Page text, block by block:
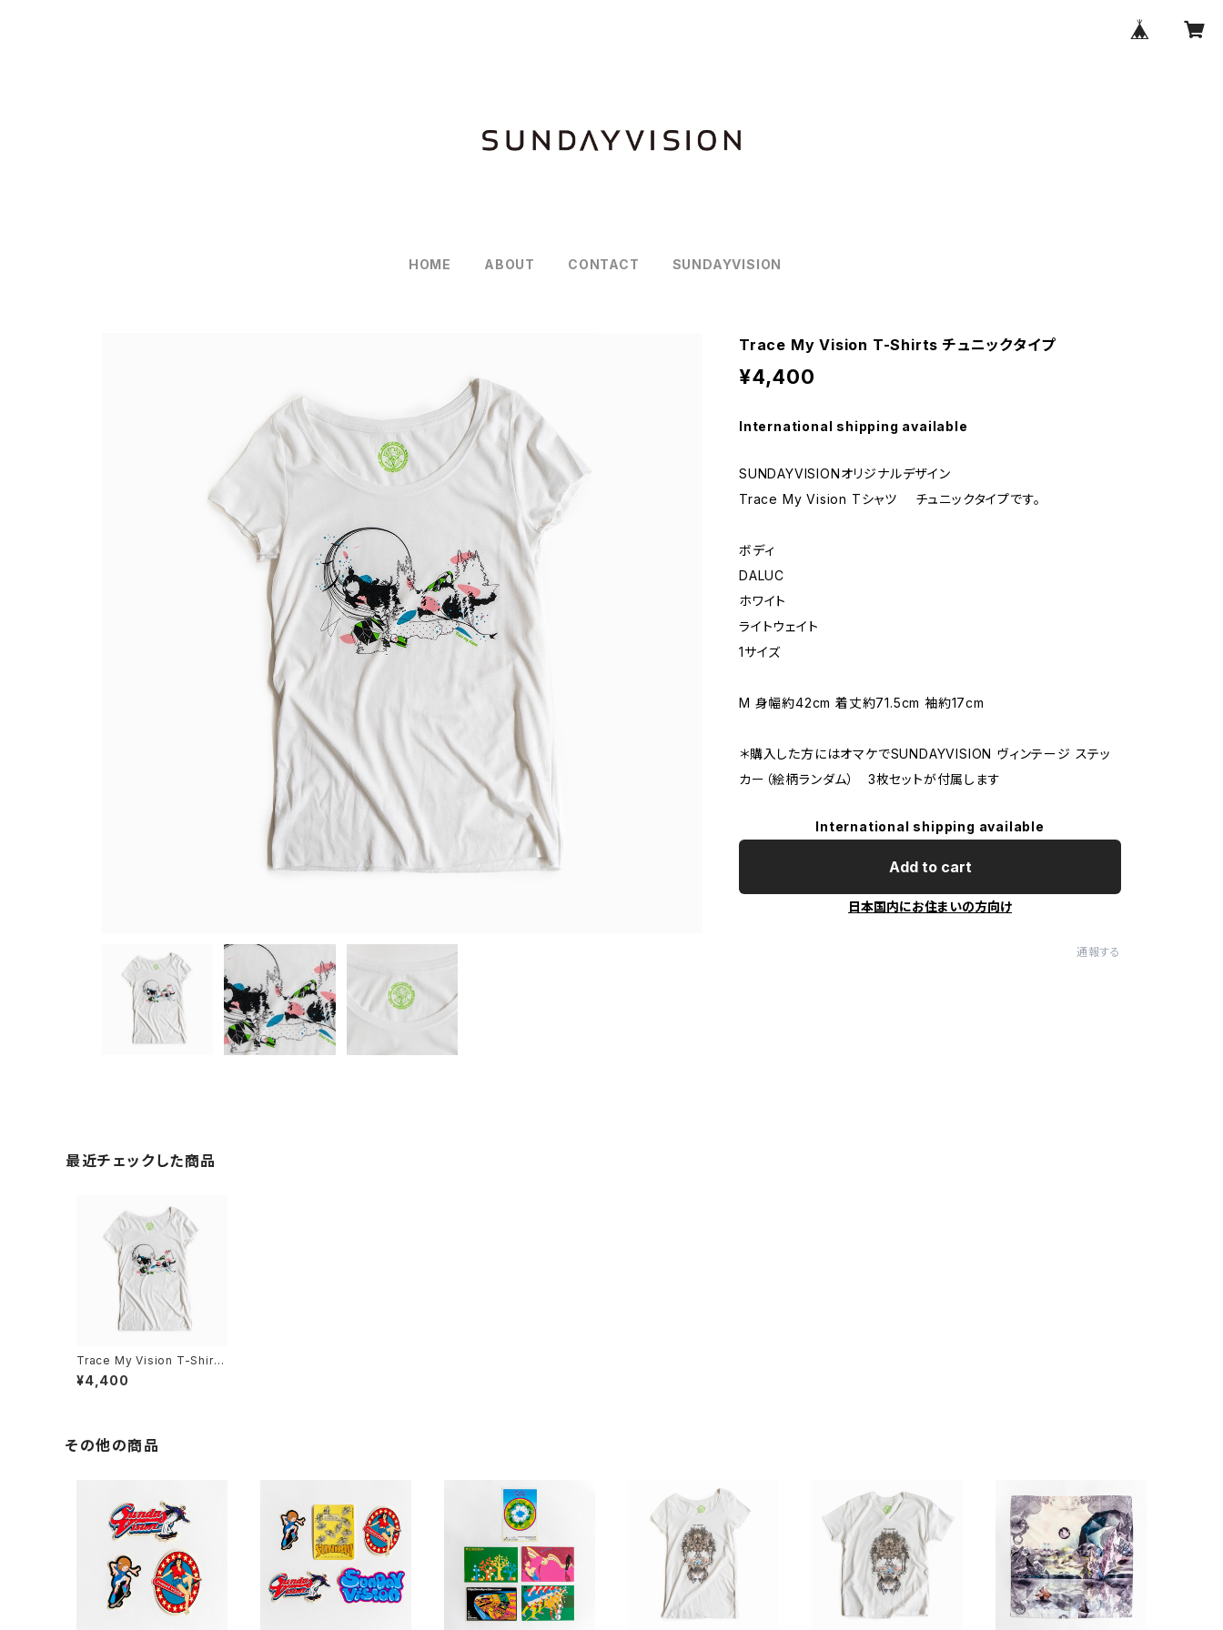
HOME ABOUT CONTACT SUNDAYVISION
Trace My Vision T-Shirts チュニックタイプ
¥4,400
International shipping available
SUNDAYVISIONオリジナルデザイン
Trace My Vision Tシャツ チュニックタイプです。
ボディ
DALUC
ホワイト
ライトウェイト
1サイズ
M 身幅約42cm 着丈約71.5cm 袖約17cm
＊購入した方にはオマケでSUNDAYVISION ヴィンテージ ステッ
カー（絵柄ランダム） 3枚セットが付属します
International shipping available
Add to cart
日本国内にお住まいの方向け
通報する
最近チェックした商品
Trace My Vision T-Shirts
チュニックタイプ
¥4,400
その他の商品